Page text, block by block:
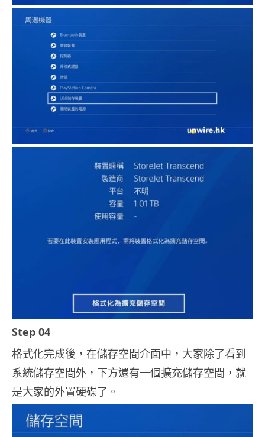
Step 04
格式化完成後，在儲存空間介面中，大家除了看到
系統儲存空間外，下方還有一個擴充儲存空間，就
是大家的外置硬碟了。